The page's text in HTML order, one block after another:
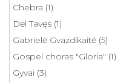
Chebra (1)
Dėl Tavęs (1)
Gabrielė Gvazdikaitė (5)
Gospel choras "Gloria" (1)
Gyvai (3)